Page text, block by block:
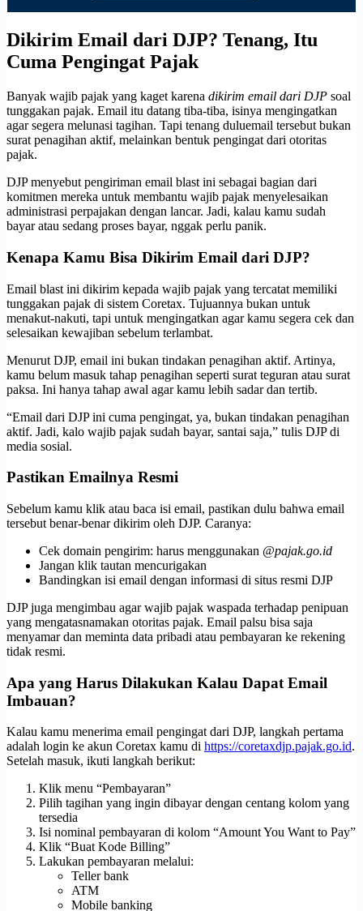
Dikirim Email dari DJP? Tenang, Itu
Cuma Pengingat Pajak
Banyak wajib pajak yang kaget karena dikirim email dari DJP soal
tunggakan pajak. Email itu datang tiba-tiba, isinya mengingatkan
agar segera melunasi tagihan. Tapi tenang duluemail tersebut bukan
surat penagihan aktif, melainkan bentuk pengingat dari otoritas
pajak.
DJP menyebut pengiriman email blast ini sebagai bagian dari
komitmen mereka untuk membantu wajib pajak menyelesaikan
administrasi perpajakan dengan lancar. Jadi, kalau kamu sudah
bayar atau sedang proses bayar, nggak perlu panik.
Kenapa Kamu Bisa Dikirim Email dari DJP?
Email blast ini dikirim kepada wajib pajak yang tercatat memiliki
tunggakan pajak di sistem Coretax. Tujuannya bukan untuk
menakut-nakuti, tapi untuk mengingatkan agar kamu segera cek dan
selesaikan kewajiban sebelum terlambat.
Menurut DJP, email ini bukan tindakan penagihan aktif. Artinya,
kamu belum masuk tahap penagihan seperti surat teguran atau surat
paksa. Ini hanya tahap awal agar kamu lebih sadar dan tertib.
“Email dari DJP ini cuma pengingat, ya, bukan tindakan penagihan
aktif. Jadi, kalo wajib pajak sudah bayar, santai saja,” tulis DJP di
media sosial.
Pastikan Emailnya Resmi
Sebelum kamu klik atau baca isi email, pastikan dulu bahwa email
tersebut benar-benar dikirim oleh DJP. Caranya:
Cek domain pengirim: harus menggunakan @pajak.go.id
Jangan klik tautan mencurigakan
Bandingkan isi email dengan informasi di situs resmi DJP
DJP juga mengimbau agar wajib pajak waspada terhadap penipuan
yang mengatasnamakan otoritas pajak. Email palsu bisa saja
menyamar dan meminta data pribadi atau pembayaran ke rekening
tidak resmi.
Apa yang Harus Dilakukan Kalau Dapat Email
Imbauan?
Kalau kamu menerima email pengingat dari DJP, langkah pertama
adalah login ke akun Coretax kamu di https://coretaxdjp.pajak.go.id.
Setelah masuk, ikuti langkah berikut:
Klik menu “Pembayaran”
Pilih tagihan yang ingin dibayar dengan centang kolom yang
tersedia
Isi nominal pembayaran di kolom “Amount You Want to Pay”
Klik “Buat Kode Billing”
Lakukan pembayaran melalui:
Teller bank
ATM
Mobile banking